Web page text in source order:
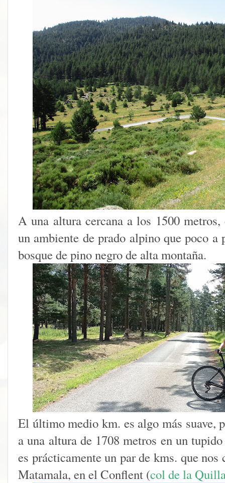
A una altura cercana a los 1500
un ambiente de prado alpino que poco a
bosque de pino negro de alta montaña.
El último medio km. es algo más suave,
a una altura de 1708 metros en un
es prácticamente un par de kms. que nos
Matamala, en el Conflent (col de la